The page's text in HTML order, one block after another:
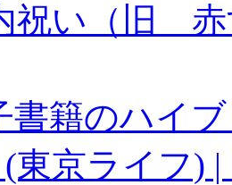
祝い（旧 赤
書籍のハイ
東京ライフ)